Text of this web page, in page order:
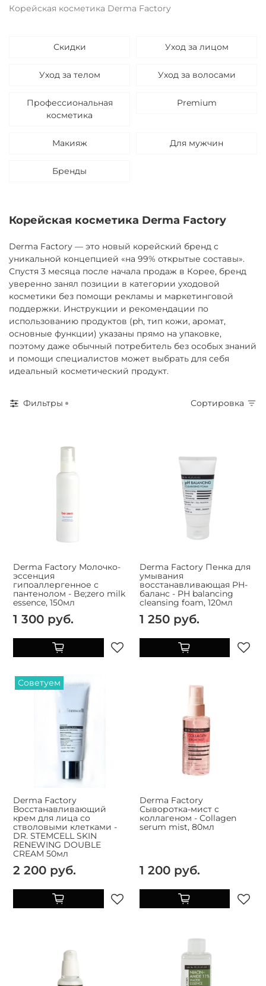
Корейская косметика Derma Factory
Скидки Уход за лицом
Уход за телом Уход за волосами
Профессиональная
косметика
Premium
Макияж Для мужчин
Бренды
Корейская косметика Derma Factory
Derma Factory — это новый корейский бренд с
уникальной концепцией «на 99% открытые составы».
Спустя 3 месяца после начала продаж в Корее, бренд
уверенно занял позиции в категории уходовой
косметики без помощи рекламы и маркетинговой
поддержки. Инструкции и рекомендации по
использованию продуктов (ph, тип кожи, аромат,
основные функции) указаны прямо на упаковке,
поэтому даже обычный потребитель без особых знаний
и помощи специалистов может выбрать для себя
идеальный косметический продукт.
Фильтры Сортировка
Derma Factory Молочко-
эссенция
гипоаллергенное с
пантенолом - Be;zero milk
essence, 150мл
1 300 руб.
Derma Factory Пенка для
умывания
восстанавливающая PH-
баланс - PH balancing
cleansing foam, 120мл
1 250 руб.
Советуем
Derma Factory
Восстанавливающий
крем для лица со
стволовыми клетками -
DR. STEMCELL SKIN
RENEWING DOUBLE
CREAM 50мл
2 200 руб.
Derma Factory
Сыворотка-мист с
коллагеном - Collagen
serum mist, 80мл
1 200 руб.